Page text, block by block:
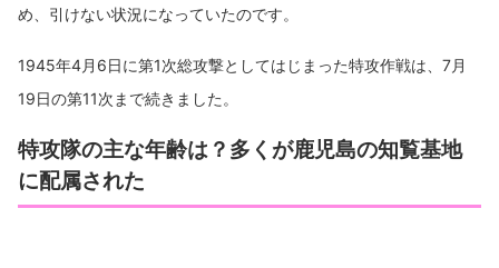
め、引けない状況になっていたのです。
1945年4月6日に第1次総攻撃としてはじまった特攻作戦は、7月
19日の第11次まで続きました。
特攻隊の主な年齢は？多くが鹿児島の知覧基地
に配属された